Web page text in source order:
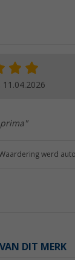
11.04.2026
prima"
werd
VAN DIT MERK